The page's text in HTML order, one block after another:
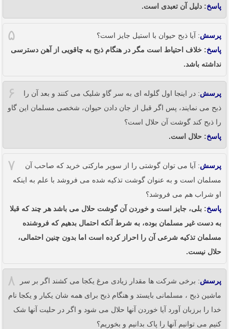
پاسخ: دلیل آن تعبدی است.
۵ پرسش: آیا ذبح حیوان با استیل جایز است؟
پاسخ: خلاف احتیاط است مگر در هنگام ذبح به چاقویی از آهن دسترسی
نداشته باشد.
۶ پرسش: در اینجا اول گلوله ای به سر گاو شلیک می کنند و بعد آن را
ذبح می نمایند، پس اگر قبل از جان دادن حیوان، شخصی مسلمان این گاو
را ذبح کند گوشت آن حلال است؟
پاسخ: حلال است.
۷ پرسش: آیا می توان گوشتی را از سوپر مارکتی خرید که صاحب آن
مسلمان است و به عنوان گوشت تذکیه شده می فروشد با علم به اینکه
او شراب هم می فروشد؟
پاسخ: بلی، جایز است و خوردن آن گوشت حلال می باشد هر چند که قبلا
به دست غیر مسلمان بوده، به شرط آنکه احتمال بدهیم که فروشنده
مسلمان تذکیه شرعی آن را احراز کرده است اما بدون چنین احتمالی،
حلال نیست.
۸ پرسش: برخی شرکت ها مقدار زیادی مرغ یکجا می کشند اگر بر سر
ماشین ذبح ، مسلمانی بایستد و هنگام ذبح برای همه شان یکبار و یکجا نام
خدا را برزبان آورد آیا خوردن آنها حلال می شود و اگر در حلیت آنها شک
کنیم می توانیم آنها را پاک بدانیم و بخوریم؟